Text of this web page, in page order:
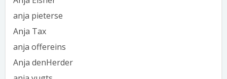
anja pieterse
Anja Tax
anja offereins
Anja denHerder